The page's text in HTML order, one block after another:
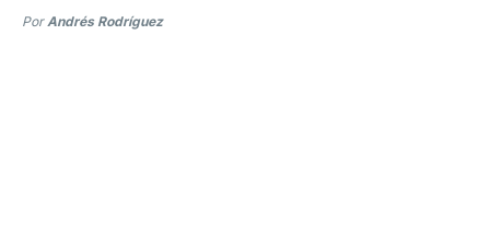
PorAndrés Rodríguez